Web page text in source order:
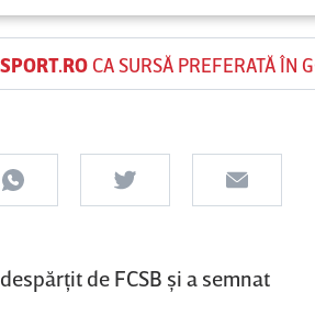
CA SURSĂ PREFERATĂ ÎN
de FCSB şi a semnat